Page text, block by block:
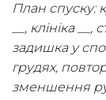
План спуску:
__, клініка
задишка у
грудях,
зменшення